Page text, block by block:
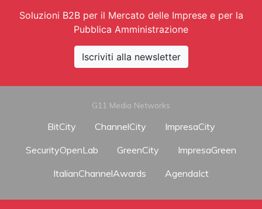
Soluzioni B2B per il Mercato delle Imprese e per la
Pubblica Amministrazione
Iscriviti alla newsletter
G11 Media Networks
BitCity ChannelCity
ImpresaCity
SecurityOpenLab
GreenCity
ImpresaGreen
ItalianChannelAwards
AgendaIct